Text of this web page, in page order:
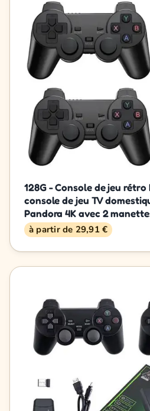
128G - Console de jeu rétro
console de jeu TV
Pandora 4K avec 2
à partir de 29,91 €